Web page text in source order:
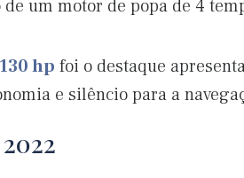
um motor de popa de 4
hp foi o destaque
e silêncio para a